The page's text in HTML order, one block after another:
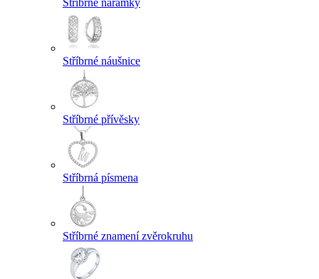
Stříbrné náramky
Stříbrné náušnice
Stříbrné přívěsky
Stříbrná písmena
Stříbrné znamení zvěrokruhu